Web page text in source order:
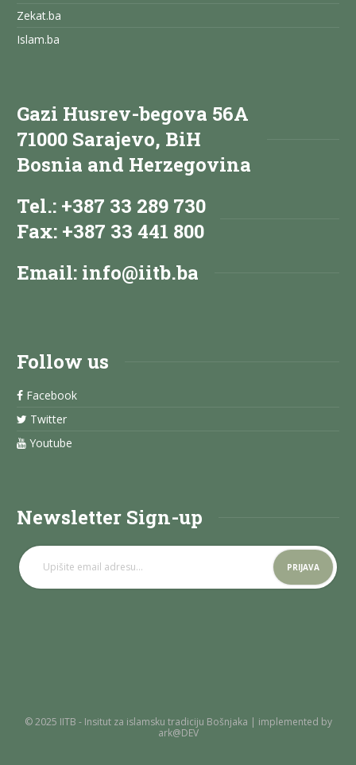
Zekat.ba
Islam.ba
Gazi Husrev-begova 56A
71000 Sarajevo, BiH
Bosnia and Herzegovina
Tel.: +387 33 289 730
Fax: +387 33 441 800
Email: info@iitb.ba
Follow us
Facebook
Twitter
Youtube
Newsletter Sign-up
© 2025 IITB - Insitut za islamsku tradiciju Bošnjaka | implemented by
ark@DEV